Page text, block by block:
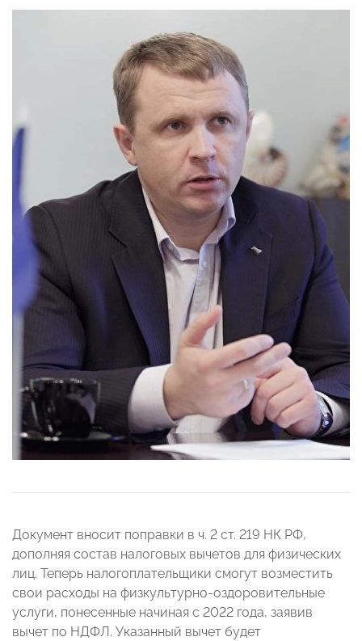
Документ вносит поправки в ч. 2 ст. 219 НК РФ,
дополняя состав налоговых вычетов для физических
лиц. Теперь налогоплательщики смогут возместить
свои расходы на физкультурно-оздоровительные
услуги, понесенные начиная с 2022 года, заявив
вычет по НДФЛ. Указанный вычет будет